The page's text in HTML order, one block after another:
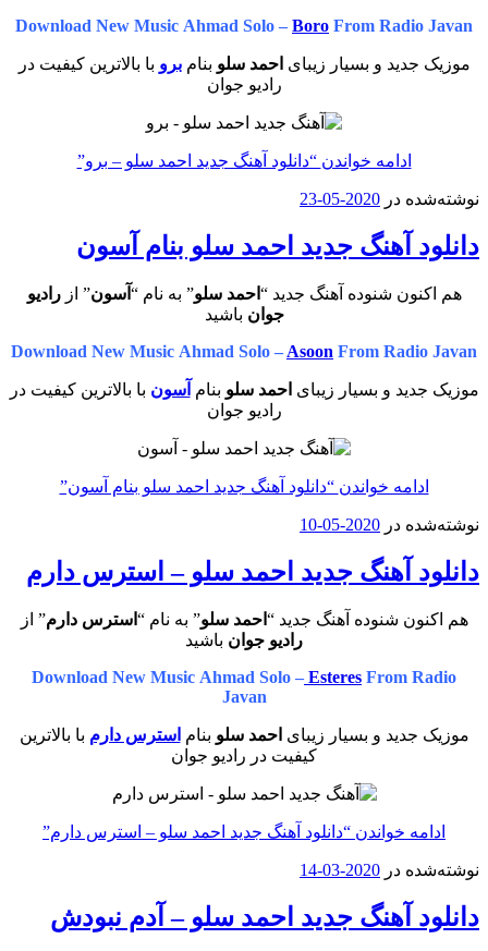
Download New Music Ahmad Solo – Boro From Radio Javan
موزیک جدید و بسیار زیبای احمد سلو بنامبرو با بالاترین کیفیت در
رادیو جوان
ادامه خواندن “دانلود آهنگ جدید احمد سلو – برو”
نوشته‌شده در 2020-05-23
دانلود آهنگ جدید احمد سلو بنام آسون
هم اکنون شنوده آهنگ جدید “ احمد سلو” به نام “ آسون” ازرادیو
جوان باشید
Download New Music Ahmad Solo – Asoon From Radio Javan
موزیک جدید و بسیار زیبای احمد سلو بنام آسون با بالاترین کیفیت در
رادیو جوان
ادامه خواندن “دانلود آهنگ جدید احمد سلو بنام آسون”
نوشته‌شده در 2020-05-10
دانلود آهنگ جدید احمد سلو – استرس دارم
هم اکنون شنوده آهنگ جدید “ احمد سلو” به نام “ استرس دارم” از
رادیو جوان باشید
Download New Music Ahmad Solo – Esteres From Radio
Javan
موزیک جدید و بسیار زیبای احمد سلو بنام استرس دارم با بالاترین
کیفیت در رادیو جوان
ادامه خواندن “دانلود آهنگ جدید احمد سلو – استرس دارم”
نوشته‌شده در 2020-03-14
دانلود آهنگ جدید احمد سلو – آدم نبودش